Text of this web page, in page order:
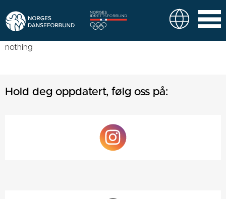
nothing
Hold deg oppdatert, følg oss på: